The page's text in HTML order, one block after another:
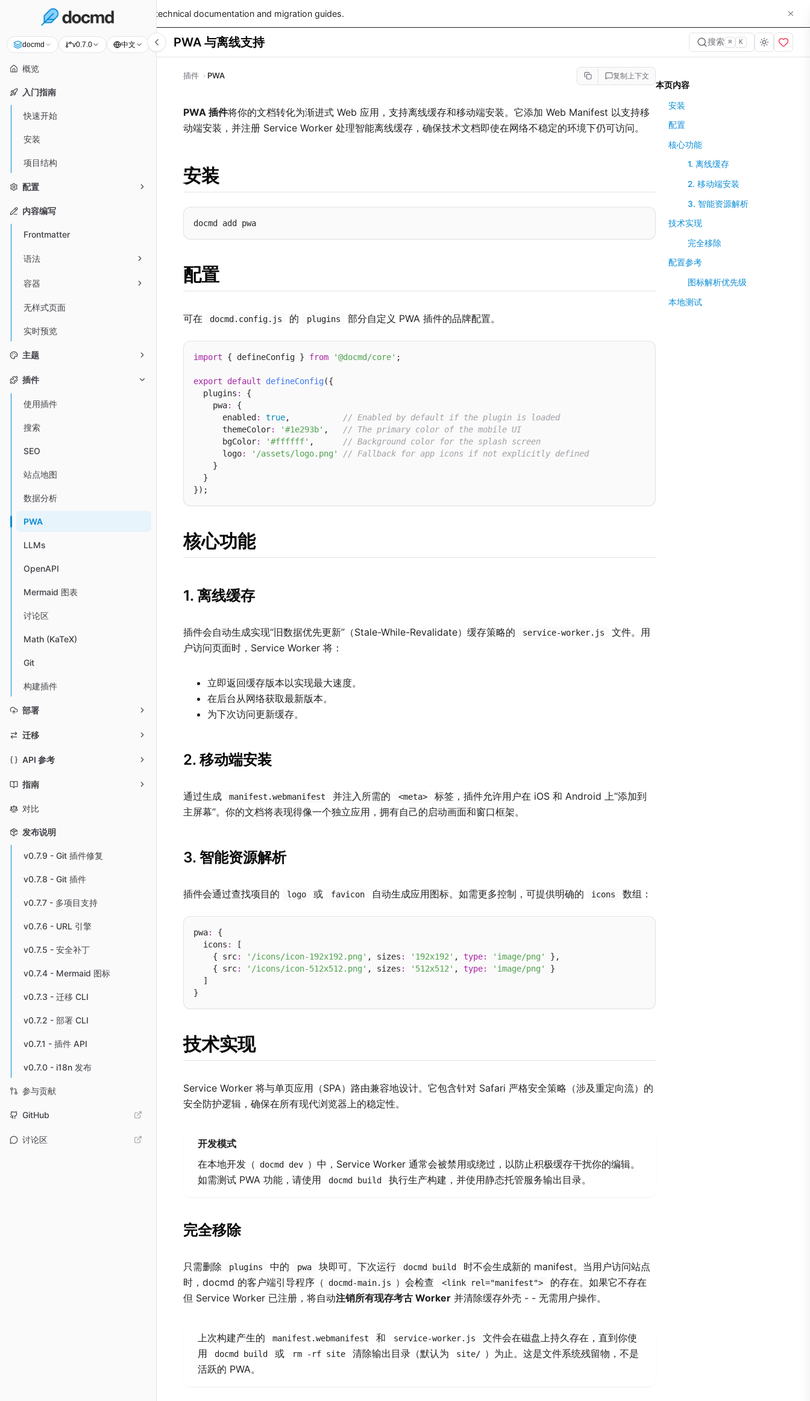
docmd v0.7.0 中文
概览
入门指南
快速开始
安装
项目结构
配置
内容编写
Frontmatter
语法
容器
无样式页面
实时预览
主题
插件
使用插件
搜索
SEO
站点地图
数据分析
PWA
LLMs
OpenAPI
Mermaid 图表
讨论区
Math (KaTeX)
Git
构建插件
部署
迁移
API 参考
指南
对比
发布说明
v0.7.9 - Git 插件修复
v0.7.8 - Git 插件
v0.7.7 - 多项目支持
v0.7.6 - URL 引擎
v0.7.5 - 安全补丁
v0.7.4 - Mermaid 图标
v0.7.3 - 迁移 CLI
v0.7.2 - 部署 CLI
v0.7.1 - 插件 API
v0.7.0 - i18n 发布
参与贡献
GitHub
讨论区
v0.9.0 is live!— Read the latest technical documentation and migration guides.
PWA 与离线支持 搜索 ⌘ K
插件 PWA 复制上下文
PWA 插件将你的文档转化为渐进式 Web 应用，支持离线缓存和移动端安装。它添加 Web Manifest 以支持移
动端安装，并注册 Service Worker 处理智能离线缓存，确保技术文档即使在网络不稳定的环境下仍可访问。
安装
配置
可在 docmd.config.js 的 plugins 部分自定义 PWA 插件的品牌配置。
import { defineConfig } from '@docmd/core' ;
export default defineConfig({
  plugins
:
{
    pwa
:
{
      enabled
: true,
// Enabled by default if the plugin is loaded
      themeColor
: '#1e293b' ,
// The primary color of the mobile UI
      bgColor
: '#ffffff' ,
// Background color for the splash screen
      logo
: '/assets/logo.png'
// Fallback for app icons if not explicitly defined
    }
  }
核心功能
1. 离线缓存
插件会自动生成实现“旧数据优先更新”（Stale-While-Revalidate）缓存策略的 service-worker.js
文件。用
户访问页面时，Service Worker 将：
立即返回缓存版本以实现最大速度。
在后台从网络获取最新版本。
为下次访问更新缓存。
2. 移动端安装
通过生成 manifest.webmanifest 并注入所需的 <meta>
标签，插件允许用户在 iOS 和 Android 上“添加到
主屏幕”。你的文档将表现得像一个独立应用，拥有自己的启动画面和窗口框架。
3. 智能资源解析
插件会通过查找项目的 logo 或 favicon 自动生成应用图标。如需更多控制，可提供明确的 icons 数组：
pwa:
{
  icons
:
[
    { src
: '/icons/icon-192x192.png' , sizes : '192x192' , type: 'image/png'
},
    { src
: '/icons/icon-512x512.png' , sizes : '512x512' , type: 'image/png'
}
  ]
技术实现
Service Worker 将与单页应用（SPA）路由兼容地设计。它包含针对 Safari 严格安全策略（涉及重定向流）的
安全防护逻辑，确保在所有现代浏览器上的稳定性。
开发模式
在本地开发（
docmd dev ）中，Service Worker 通常会被禁用或绕过，以防止积极缓存干扰你的编辑。
如需测试 PWA 功能，请使用
docmd build 执行生产构建，并使用静态托管服务输出目录。
完全移除
只需删除 plugins 中的 pwa 块即可。下次运行 docmd build
时不会生成新的 manifest。当用户访问站点
时，docmd 的客户端引导程序（
docmd-main.js ）会检查 <link rel="manifest">
的存在。如果它不存在
但 Service Worker 已注册，将自动注销所有现存考古 Worker 并清除缓存外壳 - - 无需用户操作。
上次构建产生的 manifest.webmanifest 和 service-worker.js
文件会在磁盘上持久存在，直到你使
用
docmd build 或 rm -rf site 清除输出目录（默认为 site/ ）为止。这是文件系统残留物，不是
活跃的 PWA。
本页内容
安装
配置
核心功能
1. 离线缓存
2. 移动端安装
3. 智能资源解析
技术实现
完全移除
配置参考
图标解析优先级
本地测试